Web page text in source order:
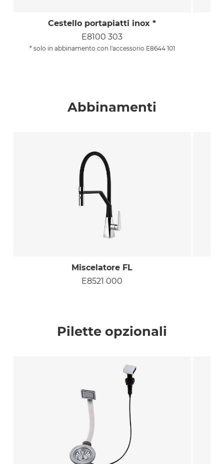
Cestello portapiatti inox *
E8100 303
* solo in abbinamento con l'accessorio E8644 101
Abbinamenti
Miscelatore FL
E8521 000
Pilette opzionali